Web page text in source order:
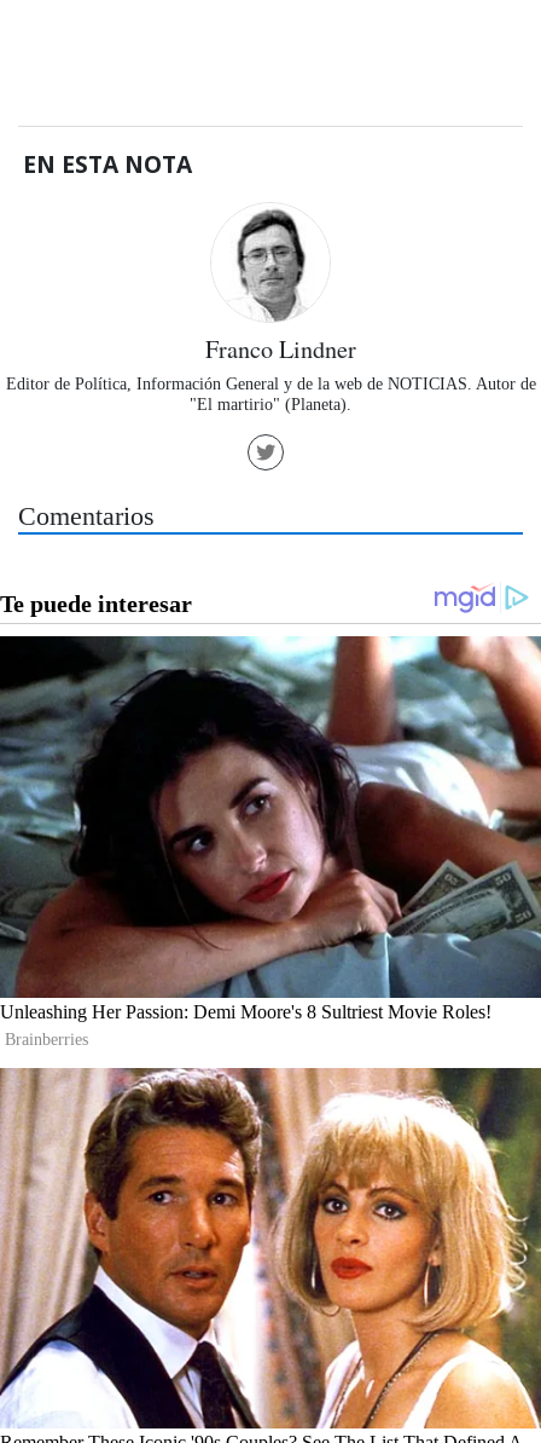
EN ESTA NOTA
Franco Lindner
Editor de Política, Información General y de la web de NOTICIAS. Autor de
"El martirio" (Planeta).
Comentarios